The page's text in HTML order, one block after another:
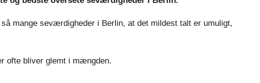
mange seværdigheder i Berlin, at det mildest talt er umuligt,
ofte bliver glemt i mængden.